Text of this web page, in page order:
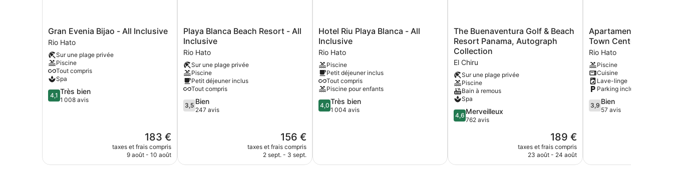
Gran
Evenia
Bijao
-
All
Inclusive
Rio
Hato
Gran Evenia Bijao - All Inclusive
Rio Hato
Sur une plage privée
Piscine
Tout compris
Spa
4.1
sur
4,1 Très bien
1 008 avis
Le
nouveau
prix
183 €
taxes et frais compris
9 août - 10 août
Playa
Blanca
Beach
Resort
-
All
Inclusive
Rio
Hato
Playa Blanca Beach Resort - All
Inclusive
Rio Hato
Sur une plage privée
Piscine
Petit déjeuner inclus
Tout compris
3.5
sur
3,5 Bien
247 avis
Le
nouveau
prix
156 €
taxes et frais compris
2 sept. - 3 sept.
Hotel
Riu
Playa
Blanca
-
All
Inclusive
Rio
Hato
Hotel Riu Playa Blanca - All
Inclusive
Rio Hato
Piscine
Petit déjeuner inclus
Tout compris
Piscine pour enfants
4.0
sur
4,0 Très bien
1 004 avis
The
Buenaventura
Golf
&
Beach
Resort
Panama,
Autograph
Collection
El
Chiru
The Buenaventura Golf & Beach
Resort Panama, Autograph
Collection
El Chiru
Sur une plage privée
Piscine
Bain à remous
Spa
4.6
sur
4,6 Merveilleux
762 avis
Le
nouveau
prix
189 €
taxes et frais compris
23 août - 24 août
Apartamento
en
Playa
Blanca
Town
Center
Rio
Hato
Apartamento en
Town Center
Rio Hato
Piscine
Cuisine
Lave-linge
Parking inclus
3.9
sur
3,9 Bien
57 avis